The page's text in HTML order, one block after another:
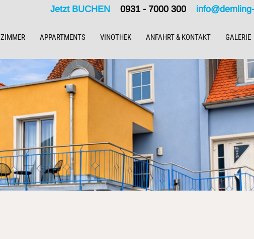
Jetzt BUCHEN0931 - 7000 300
ZIMMER APPARTMENTS VINOTHEK ANFAHRT & KONTAKT GALERIE